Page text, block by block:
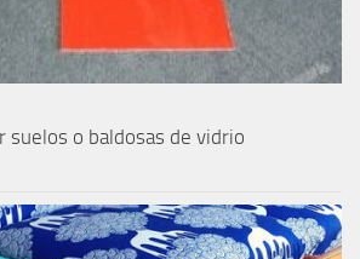
suelos o baldosas de vidrio